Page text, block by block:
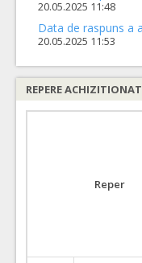
20.05.2025 11:48
Data de raspuns a
20.05.2025 11:53
REPERE
Reper